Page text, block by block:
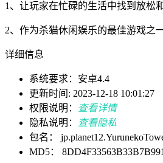
1、让玩家在忙碌的生活中找到放松
2、作为杀猫休闲娱乐的最佳游戏之
详细信息
系统要求：安卓4.4
更新时间: 2023-12-18 10:01:27
权限说明：
查看详情
隐私说明：
查看隐私
包名：
MD5：